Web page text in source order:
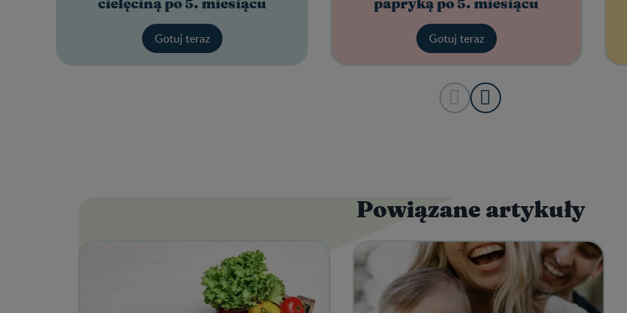
cielęciną po 5. miesiącu
Gotuj teraz
papryką po 5. miesiącu
Gotuj teraz
Powiązane artykuły